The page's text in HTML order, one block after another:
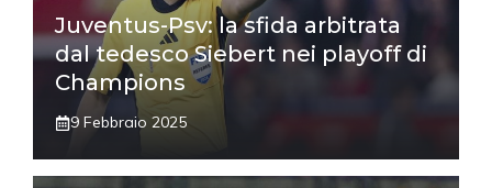
Juventus-Psv: la sfida arbitrata
dal tedesco Siebert nei playoff di
Champions
9 Febbraio 2025